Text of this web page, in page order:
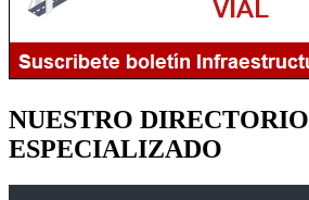
NUESTRO DIRECTORIO
ESPECIALIZADO